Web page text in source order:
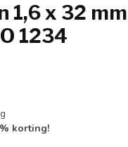
1,6 x 32
1234
korting!